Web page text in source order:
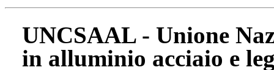
UNCSAAL - Unione
in alluminio acciaio e